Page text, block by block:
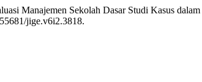
Manajemen Sekolah Dasar Studi Kasus
jige.v6i2.3818.